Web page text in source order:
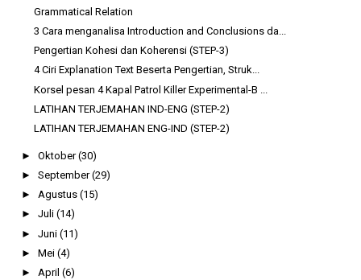
Grammatical Relation
3 Cara menganalisa Introduction and Conclusions da...
Pengertian Kohesi dan Koherensi (STEP-3)
4 Ciri Explanation Text Beserta Pengertian, Struk...
Korsel pesan 4 Kapal Patrol Killer Experimental-B ...
LATIHAN TERJEMAHAN IND-ENG (STEP-2)
LATIHAN TERJEMAHAN ENG-IND (STEP-2)
► Oktober(30)
► September(29)
► Agustus (15)
► Juli (14)
► Juni (11)
► Mei (4)
► April (6)